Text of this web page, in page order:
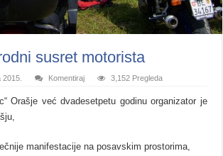
susret motorista
Komentiraj 3,152 Pregleda
Orašje već dvadesetpetu godinu organizator je
manifestacije na posavskim prostorima,